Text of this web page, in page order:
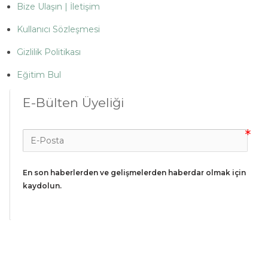
Bize Ulaşın | İletişim
Kullanıcı Sözleşmesi
Gizlilik Politikası
Eğitim Bul
E-Bülten Üyeliği
En son haberlerden ve gelişmelerden haberdar olmak için
kaydolun.